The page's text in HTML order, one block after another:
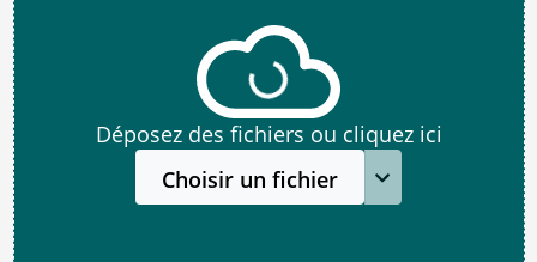
Déposez des fichiers ou cliquez ici
Choisir un fichier